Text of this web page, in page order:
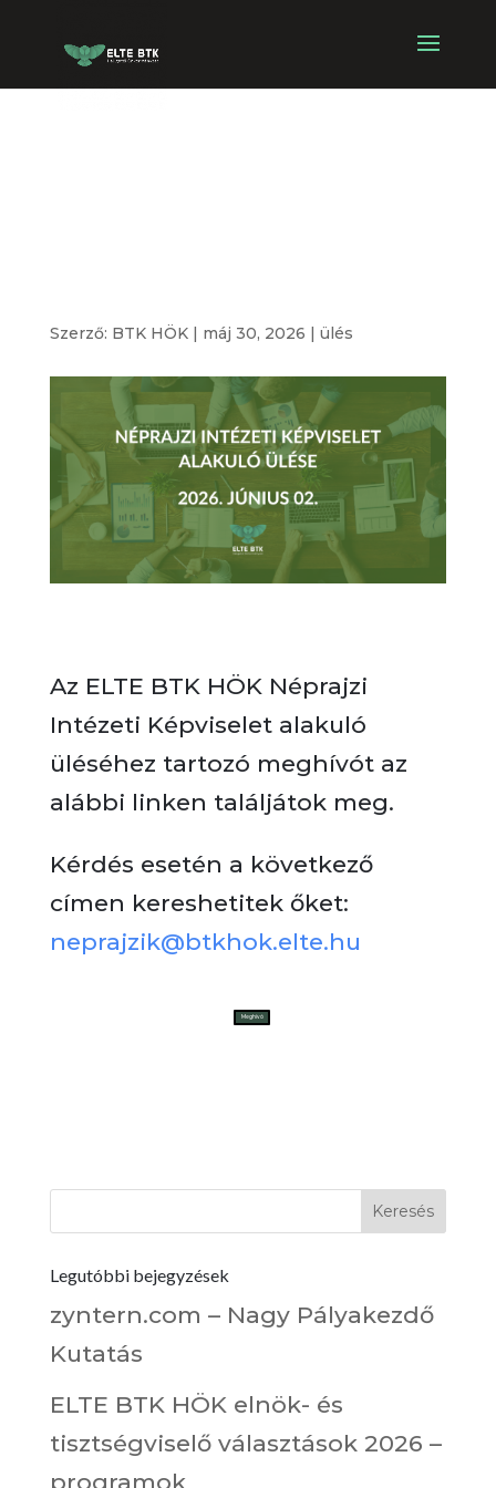
Szerző: BTK HÖK| máj 30, 2026 | ülés
Az ELTE BTK HÖK Néprajzi
Intézeti Képviselet alakuló
üléséhez tartozó meghívót az
alábbi linken találjátok meg.
Kérdés esetén a következő
címen kereshetitek őket:
neprajzik@btkhok.elte.hu
Meghívó
Legutóbbi bejegyzések
zyntern.com – Nagy Pályakezdő
Kutatás
ELTE BTK HÖK elnök- és
tisztségviselő választások 2026 –
programok